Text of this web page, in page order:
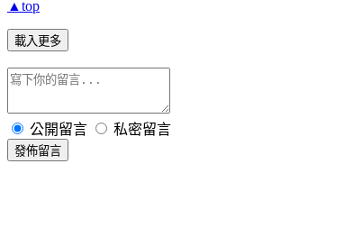
▲top
載入更多
公開留言 私密留言
發佈留言